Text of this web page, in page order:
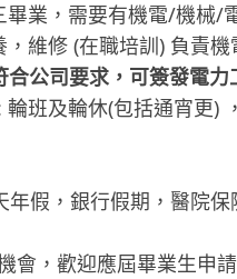
畢業，需要有機電/機械/
，維修 (在職培訓) 負責
合公司要求，可簽發電力
輪班及輪休(包括通宵更)
年假，銀行假期，醫院
會，歡迎應屆畢業生申請